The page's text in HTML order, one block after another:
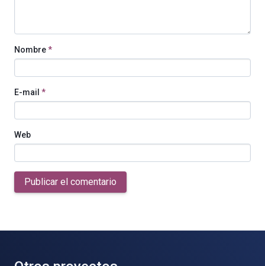
Nombre*
E-mail *
Web
Publicar el comentario